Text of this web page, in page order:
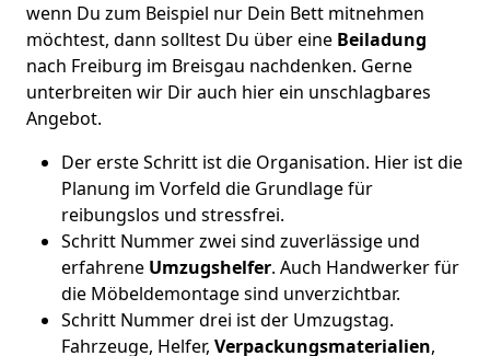
wenn Du zum Beispiel nur Dein Bett mitnehmen
möchtest, dann solltest Du über eine Beiladung
nach Freiburg im Breisgau nachdenken. Gerne
unterbreiten wir Dir auch hier ein unschlagbares
Angebot.
Der erste Schritt ist die Organisation. Hier ist die
Planung im Vorfeld die Grundlage für
reibungslos und stressfrei.
Schritt Nummer zwei sind zuverlässige und
erfahrene Umzugshelfer. Auch Handwerker für
die Möbeldemontage sind unverzichtbar.
Schritt Nummer drei ist der Umzugstag.
Fahrzeuge, Helfer, Verpackungsmaterialien,